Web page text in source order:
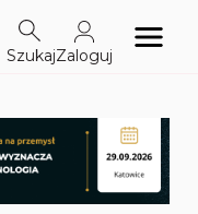
SzukajZaloguj